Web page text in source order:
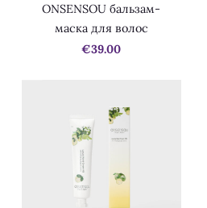
ONSENSOU бальзам-
маска для волос
€39.00